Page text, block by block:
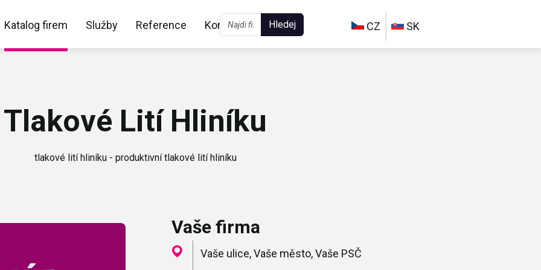
Katalog firem Služby Reference Kontakt Hledej CZ SK
Tlakové Lití Hliníku
tlakové lití hliníku - produktivní tlakové lití hliníku
Vaše firma
Vaše ulice, Vaše město, Vaše PSČ